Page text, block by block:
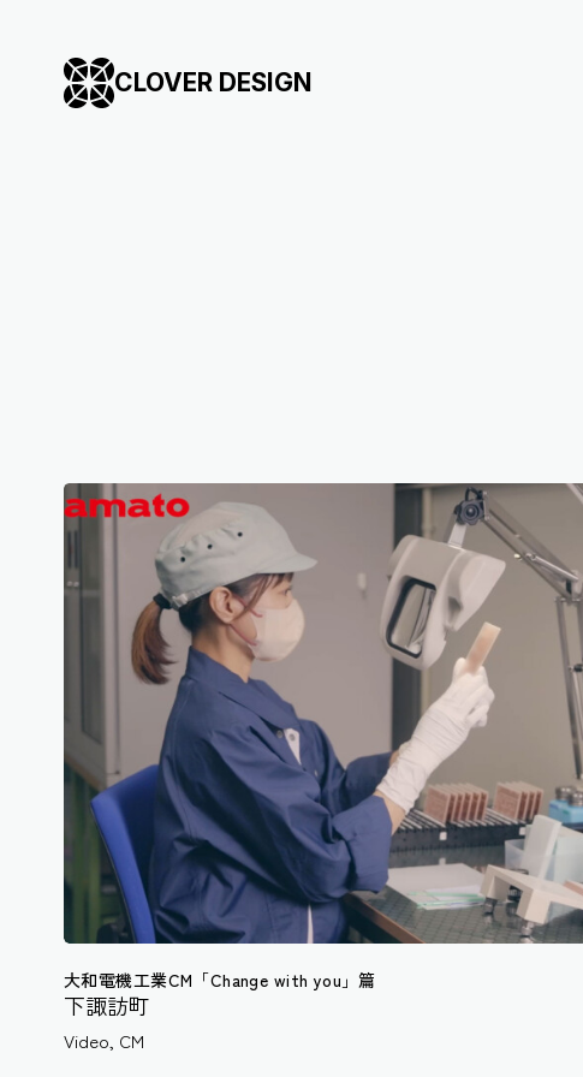
大和電機工業CM「Change with you」篇
下諏訪町
Video, CM